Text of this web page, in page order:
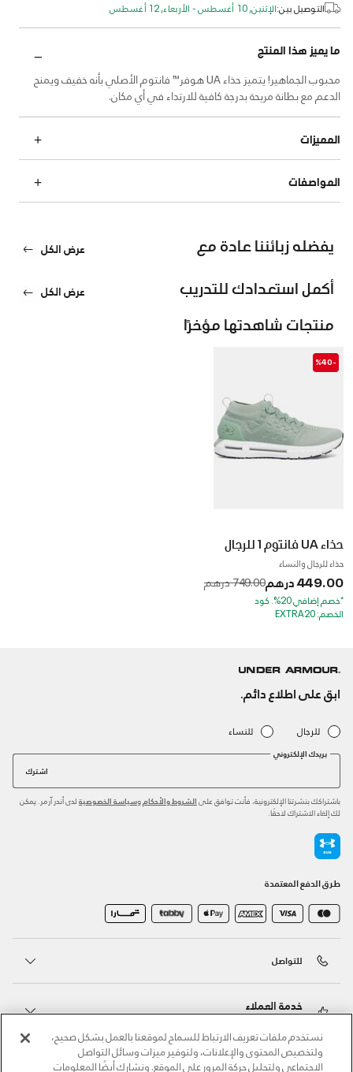
التوصيل بين:الإثنين, 10 أغسطس - الأربعاء, 12 أغسطس
ما يميز هذا المنتج
محبوب الجماهير! يتميز حذاء UA هوفر™ فانتوم الأصلي بأنه خفيف ويمنح
الدعم مع بطانة مريحة بدرجة كافية للارتداء في أي مكان.
المميزات
المواصفات
يفضله زبائننا عادة مع عرض الكل
أكمل استعدادك للتدريب عرض الكل
منتجات شاهدتها مؤخرًا
-%40
حذاء UA فانتوم 1 للرجال
حذاء للرجال والنساء
449.00 درهم Price reduced from
749.00 درهم to
*خصم إضافي 20%. كود
الخصم: EXTRA20
ابق على اطلاع دائم.
للرجال للنساء
بريدك الإلكتروني
اشترك
باشتراكك بنشرتنا الإلكترونية، فأنت توافق على الشروط والأحكام وسياسة الخصوصية لدى أندر آرمر. يمكن
لك إلغاء الاشتراك لاحقًا.
طرق الدفع المعتمدة
للتواصل
خدمة العملاء
حول أندر آرمر
نستخدم ملفات تعريف الارتباط للسماح لموقعنا بالعمل بشكل صحيح،
ولتخصيص المحتوى والإعلانات، ولتوفير ميزات وسائل التواصل
الاجتماعي ولتحليل حركة المرور على الموقع. ونشارك أيضًا المعلومات